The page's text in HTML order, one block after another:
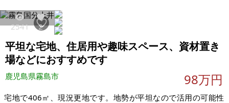
（価格交渉可） 現状、水道・ガス等の引き込みはなく、負担金
等もございません（山林の現状渡しとなります）。 ※現状有
姿、および公簿売買でのお取引きとなります。 ※問い合わせ多
数あ
2541 2
平坦な宅地、住居用や趣味スペース、資材置き
場などにおすすめです
鹿児島県霧島市 98万円
宅地で406㎡、現況更地です。地勢が平坦なので活用の可能性